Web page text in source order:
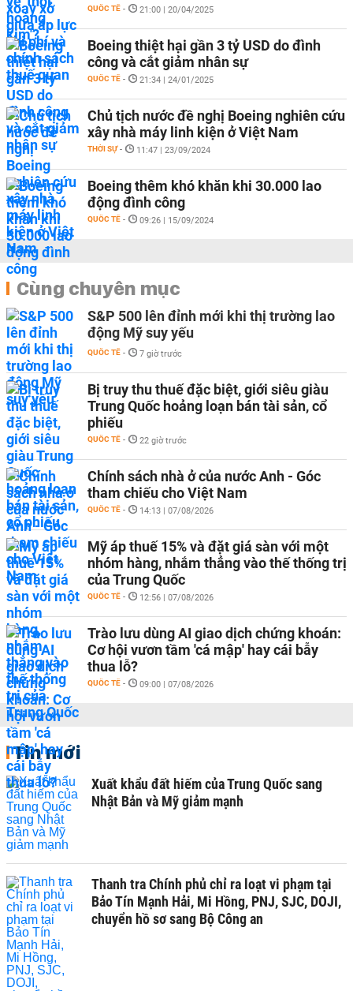
QUỐC TẾ - 21:00 | 20/04/2025
Boeing thiệt hại gần 3 tỷ USD do đình
công và cắt giảm nhân sự
QUỐC TẾ - 21:34 | 24/01/2025
Chủ tịch nước đề nghị Boeing nghiên cứu
xây nhà máy linh kiện ở Việt Nam
THỜI SỰ - 11:47 | 23/09/2024
Boeing thêm khó khăn khi 30.000 lao
động đình công
QUỐC TẾ - 09:26 | 15/09/2024
Cùng chuyên mục
S&P 500 lên đỉnh mới khi thị trường lao
động Mỹ suy yếu
QUỐC TẾ - 7 giờ trước
Bị truy thu thuế đặc biệt, giới siêu giàu
Trung Quốc hoảng loạn bán tài sản, cổ
phiếu
QUỐC TẾ - 22 giờ trước
Chính sách nhà ở của nước Anh - Góc
tham chiếu cho Việt Nam
QUỐC TẾ - 14:13 | 07/08/2026
Mỹ áp thuế 15% và đặt giá sàn với một
nhóm hàng, nhắm thẳng vào thế thống trị
của Trung Quốc
QUỐC TẾ - 12:56 | 07/08/2026
Trào lưu dùng AI giao dịch chứng khoán:
Cơ hội vươn tầm 'cá mập' hay cái bẫy
thua lỗ?
QUỐC TẾ - 09:00 | 07/08/2026
Tin mới
Xuất khẩu đất hiếm của Trung Quốc sang
Nhật Bản và Mỹ giảm mạnh
Thanh tra Chính phủ chỉ ra loạt vi phạm tại
Bảo Tín Mạnh Hải, Mi Hồng, PNJ, SJC, DOJI,
chuyển hồ sơ sang Bộ Công an